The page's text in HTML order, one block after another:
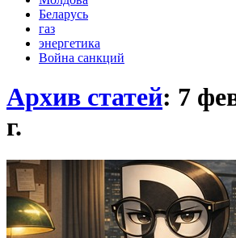
Беларусь
газ
энергетика
Война санкций
Архив статей: 7
г.